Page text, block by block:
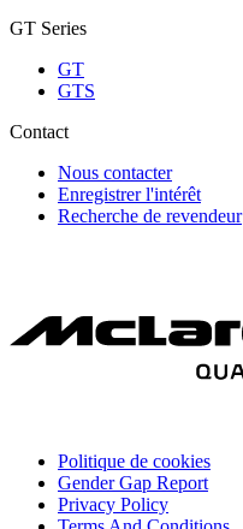
GT Series
GT
GTS
Contact
Nous contacter
Enregistrer l'intérêt
Recherche de revendeur
Politique de cookies
Gender Gap Report
Privacy Policy